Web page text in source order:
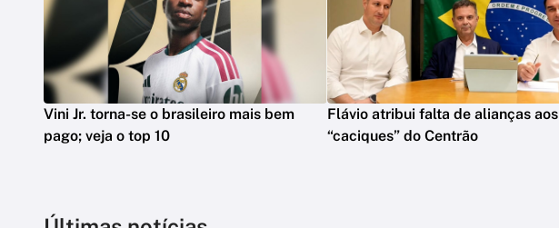
Vini Jr. torna-se o brasileiro mais bem
pago; veja o top 10
Flávio atribui falta de alianças aos
“caciques” do Centrão